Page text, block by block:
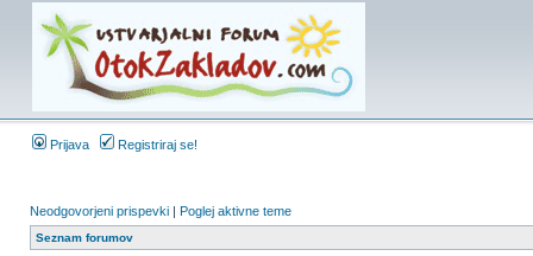
Prijava Registriraj se!
Neodgovorjeni prispevki | Poglej aktivne teme
Seznam forumov